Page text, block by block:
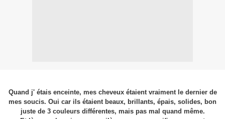
Quand j' étais enceinte, mes cheveux étaient vraiment le dernier de
mes soucis. Oui car ils étaient beaux, brillants, épais, solides, bon
juste de 3 couleurs différentes, mais pas mal quand même.